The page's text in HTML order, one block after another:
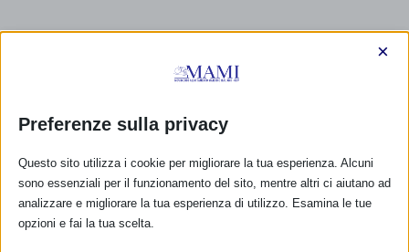
Non ci sono eventi
TUTTI GLI EVENTI
Preferenze sulla privacy
×
Questo sito utilizza i cookie per migliorare la tua esperienza. Alcuni
sono essenziali per il funzionamento del sito, mentre altri ci aiutano ad
analizzare e migliorare la tua esperienza di utilizzo. Esamina le tue
opzioni e fai la tua scelta.